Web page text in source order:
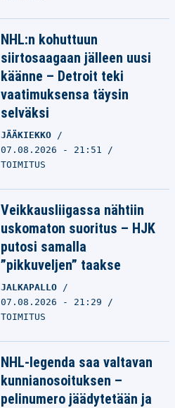
NHL:n kohuttuun
siirtosaagaan jälleen uusi
käänne – Detroit teki
vaatimuksensa täysin
selväksi
JÄÄKIEKKO
07.08.2026 - 21:51
TOIMITUS
Veikkausliigassa nähtiin
uskomaton suoritus – HJK
putosi samalla
”pikkuveljen” taakse
JALKAPALLO
07.08.2026 - 21:29
TOIMITUS
NHL-legenda saa valtavan
kunnianosoituksen –
pelinumero jäädytetään ja